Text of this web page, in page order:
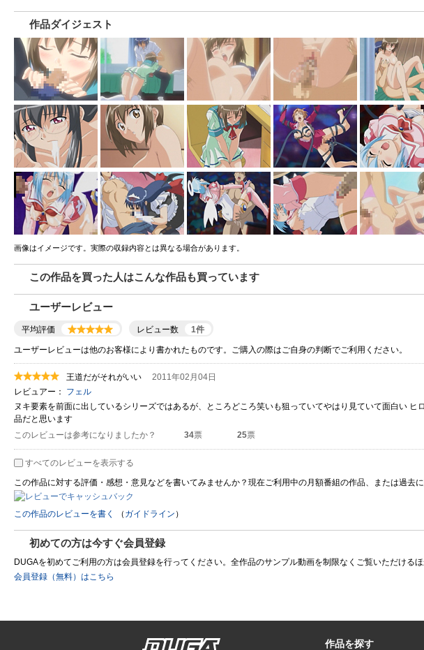
作品ダイジェスト
画像はイメージです。実際の収録内容とは異なる場合があります。
この作品を買った人はこんな作品も買っています
ユーザーレビュー
平均評価 レビュー数 1件
ユーザーレビューは他のお客様により書かれたものです。ご購入の際はご自身の判断でご利用ください。
王道だがそれがいい
2011年02月04日
レビュアー： フェル
ヌキ要素を前面に出しているシリーズではあるが、ところどころ笑いも狙っていてやはり見ていて面白い
品だと思います
このレビューは参考になりましたか？
34票 25票
すべてのレビューを表示する
この作品に対する評価・感想・意見などを書いてみませんか？現在ご利用中の月額番組の作品、または過去
この作品のレビューを書く （ ガイドライン ）
初めての方は今すぐ会員登録
DUGAを初めてご利用の方は会員登録を行ってください。全作品のサンプル動画を制限なくご覧いただけ
会員登録（無料）はこちら
作品を探す